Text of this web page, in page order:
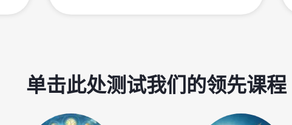
单击此处测试我们的领先课程